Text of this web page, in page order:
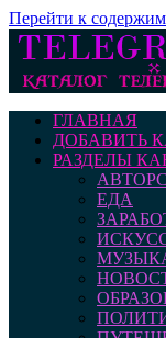
Перейти к
ГЛАВНАЯ
ДОБАВИТЬ
РАЗДЕЛЫ
ЕДА